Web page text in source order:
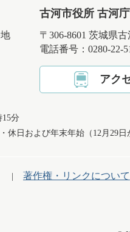
古河市役所 古河
〒306-8601 茨城県
電話番号：0280-22-
アク
15分
休日および年末年始（12月29
著作権・リンクについて